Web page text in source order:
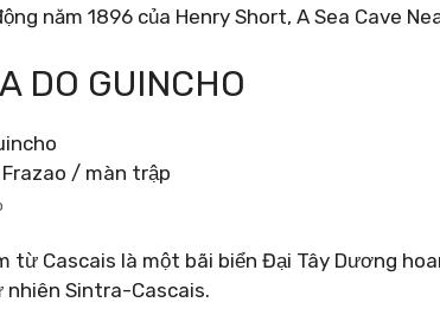
năm 1896 của Henry Short, A Sea Cave
DO GUINCHO
Frazao / màn trập
từ Cascais là một bãi biển Đại Tây Dương
nhiên Sintra-Cascais.